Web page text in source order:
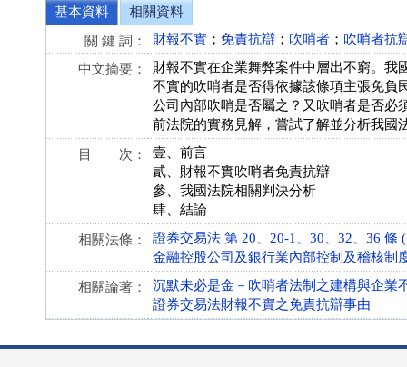
基本資料
相關資料
關 鍵 詞：
財報不實 ； 免責抗辯 ； 吹哨者 ； 吹哨者抗
中文摘要：
財報不實在企業舞弊案件中層出不窮。我
不實的吹哨者是否得依據該條項主張免負
公司內部吹哨是否屬之？又吹哨者是否必
前法院的實務見解，嘗試了解並分析我國
目 次：
壹、前言
貳、財報不實吹哨者免責抗辯
參、我國法院相關判決分析
肆、結論
相關法條：
證券交易法 第 20、20-1、30、32、36 條
金融控股公司及銀行業內部控制及稽核制
相關論著：
沉默未必是金－吹哨者法制之建構與企業
證券交易法財報不實之免責抗辯事由